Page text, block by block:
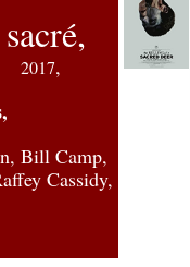
2017,
Bill Camp,
Cassidy,